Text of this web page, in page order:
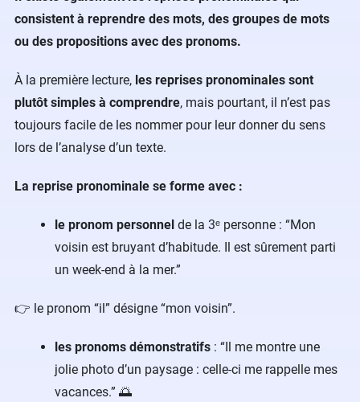
consistent à reprendre des mots, des groupes de mots
ou des propositions avec des pronoms.
À la première lecture, les reprises pronominales sont
plutôt simples à comprendre, mais pourtant, il n’est pas
toujours facile de les nommer pour leur donner du sens
lors de l’analyse d’un texte.
La reprise pronominale se forme avec :
le pronom personnel de la 3ᵉ personne : “Mon
voisin est bruyant d’habitude. Il est sûrement parti
un week-end à la mer.”
👉 le pronom “il” désigne “mon voisin”.
les pronoms démonstratifs : “Il me montre une
jolie photo d’un paysage : celle-ci me rappelle mes
vacances.” 🌅